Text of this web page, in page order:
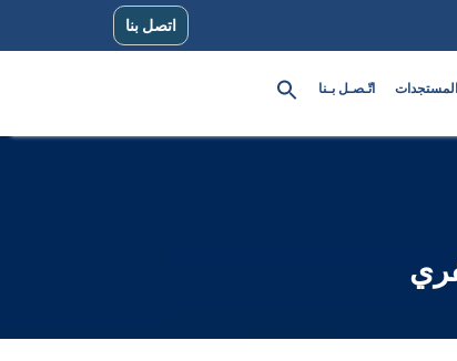
اتصل بنا
المستجدات اتّـصـل بـنا